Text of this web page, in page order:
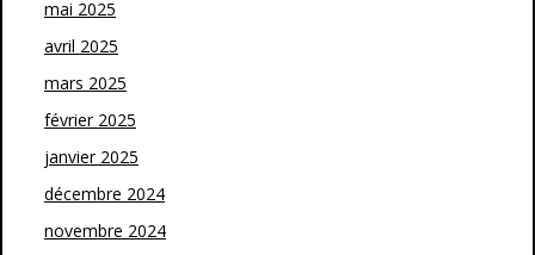
mai 2025
avril 2025
mars 2025
février 2025
janvier 2025
décembre 2024
novembre 2024